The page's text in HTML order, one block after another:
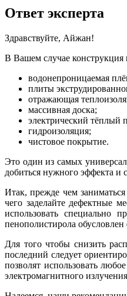
Ответ эксперта
Здравствуйте, Айжан!
В Вашем случае конструкция
водонепроницаемая
плиты
отражающая
массивная доска;
электрический тёплый
гидроизоляция;
чистовое покрытие.
Это один из самых
добиться нужного эффекта и
Итак, прежде чем заниматься
чего заделайте дефектные
использовать специально
пенополистирола
Для того чтобы снизить
последний следует
позволят использовать
электромагнитного